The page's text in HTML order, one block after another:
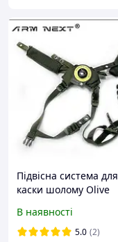
Підвісна система для
каски шолому Olive
В наявності
5.0 (2)